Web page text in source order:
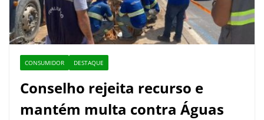
CONSUMIDOR DESTAQUE
Conselho rejeita recurso e
mantém multa contra Águas